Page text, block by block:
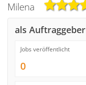
Milena
als Auftraggeber
Jobs veröffentlicht
0